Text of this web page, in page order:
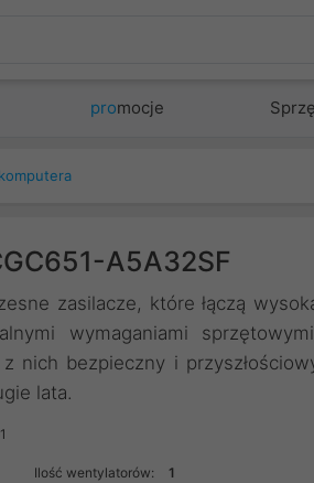
promocje
A5A32SF
zasilacze, które łączą
wymaganiami
nich bezpieczny i
lata.
Ilość wentylatorów:
1